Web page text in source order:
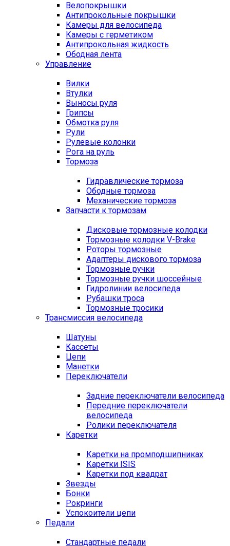
Велопокрышки
Антипрокольные покрышки
Камеры для велосипеда
Камеры с герметиком
Антипрокольная жидкость
Ободная лента
Управление
Вилки
Втулки
Выносы руля
Грипсы
Обмотка руля
Рули
Рулевые колонки
Рога на руль
Тормоза
Гидравлические тормоза
Ободные тормоза
Механические тормоза
Запчасти к тормозам
Дисковые тормозные колодки
Тормозные колодки V-Brake
Роторы тормозные
Адаптеры дискового тормоза
Тормозные ручки
Тормозные ручки шоссейные
Гидролинии велосипеда
Рубашки троса
Тормозные тросики
Трансмиссия велосипеда
Шатуны
Кассеты
Цепи
Манетки
Переключатели
Задние переключатели велосипеда
Передние переключатели
велосипеда
Ролики переключателя
Каретки
Каретки на промподшипниках
Каретки ISIS
Каретки под квадрат
Звезды
Бонки
Рокринги
Успокоители цепи
Педали
Стандартные педали